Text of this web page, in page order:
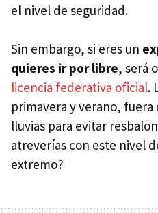
el nivel de seguridad.
Sin embargo, si eres un
quieres ir por libre, será
licencia federativa oficial.
primavera y verano,
lluvias para evitar
atreverías con este nivel
extremo?